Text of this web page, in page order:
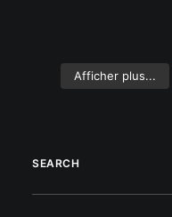
Afficher plus...
SEARCH